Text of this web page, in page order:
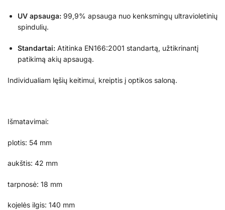
UV apsauga: 99,9% apsauga nuo kenksmingų ultravioletinių
spindulių.
Standartai: Atitinka EN166:2001 standartą, užtikrinantį
patikimą akių apsaugą.
Individualiam lęšių keitimui, kreiptis į optikos saloną.
Išmatavimai:
plotis: 54 mm
aukštis: 42 mm
tarpnosė: 18 mm
kojelės ilgis: 140 mm